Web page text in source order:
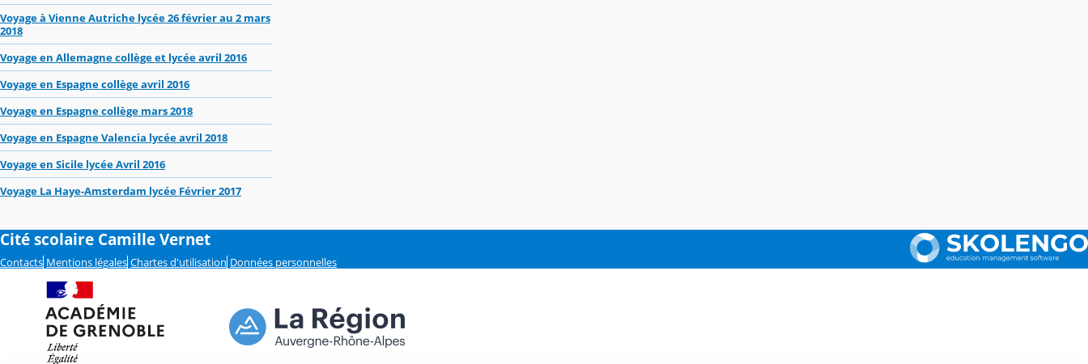
Voyage à Vienne Autriche lycée 26 février au 2 mars
2018
Voyage en Allemagne collège et lycée avril 2016
Voyage en Espagne collège avril 2016
Voyage en Espagne collège mars 2018
Voyage en Espagne Valencia lycée avril 2018
Voyage en Sicile lycée Avril 2016
Voyage La Haye-Amsterdam lycée Février 2017
Cité scolaire Camille Vernet
Contacts Mentions légales Chartes d'utilisation Données personnelles